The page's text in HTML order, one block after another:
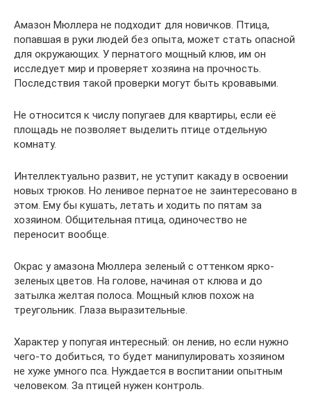
Амазон Мюллера не подходит для новичков. Птица,
попавшая в руки людей без опыта, может стать опасной
для окружающих. У пернатого мощный клюв, им он
исследует мир и проверяет хозяина на прочность.
Последствия такой проверки могут быть кровавыми.
Не относится к числу попугаев для квартиры, если её
площадь не позволяет выделить птице отдельную
комнату.
Интеллектуально развит, не уступит какаду в освоении
новых трюков. Но ленивое пернатое не заинтересовано в
этом. Ему бы кушать, летать и ходить по пятам за
хозяином. Общительная птица, одиночество не
переносит вообще.
Окрас у амазона Мюллера зеленый с оттенком ярко-
зеленых цветов. На голове, начиная от клюва и до
затылка желтая полоса. Мощный клюв похож на
треугольник. Глаза выразительные.
Характер у попугая интересный: он ленив, но если нужно
чего-то добиться, то будет манипулировать хозяином
не хуже умного пса. Нуждается в воспитании опытным
человеком. За птицей нужен контроль.